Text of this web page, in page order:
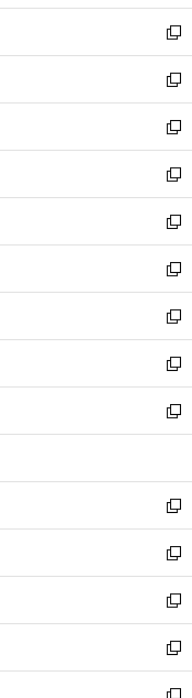
ウ
ィ
ン
ド
ウ
で
開
く
し
い
ウ
ィ
ン
ド
ウ
で
開
く
新
し
い
ウ
ィ
ン
ド
ウ
で
開
く
新
し
い
ウ
ィ
ン
ド
ウ
で
開
く
新
し
い
ウ
ィ
ン
ド
ウ
で
開
く
新
し
い
ウ
ィ
ン
ド
ウ
で
開
く
新
し
い
ウ
ィ
ン
ド
ウ
で
開
新
し
い
ウ
ィ
ン
ド
ウ
開
く
新
し
い
ウ
ィ
ン
ウ
で
開
く
新
し
い
ウ
ン
ド
ウ
で
開
く
新
し
ウ
ィ
ン
ド
ウ
で
開
く
新
し
い
ウ
ィ
ン
ド
ウ
新
し
い
ウ
ィ
ン
新
し
い
ウ
新
し